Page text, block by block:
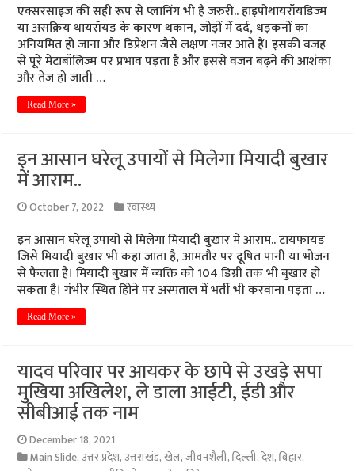
एक्सरसाइज की सही रूप से प्लानिंग भी है जरुरी.. हाइपोथायरॉयडिज्म
या असक्रिय थायरॉयड के कारण थकान, जोड़ों में दर्द, धड़कनों का
अनियमित हो जाना और डिप्रेशन जैसे लक्षण नजर आते हैं। इसकी वजह
से पूरे मेटाबॉलिज्म पर प्रभाव पड़ता है और इससे वजन बढ़ने की आशंका
और तेज हो जाती …
Read More »
इन आसान घरेलू उपायों से मिलेगा मियादी बुखार
में आराम..
October 7, 2022 स्वास्थ्य
इन आसान घरेलू उपायों से मिलेगा मियादी बुखार में आराम.. टायफायड
जिसे मियादी बुखार भी कहा जाता है, आमतौर पर दूषित पानी या भोजन
से फैलता है। मियादी बुखार में व्यक्ति को 104 डिग्री तक भी बुखार हो
सकता है। गंभीर स्थित हिोने पर अस्पताल में भर्ती भी करवाना पड़ता …
Read More »
यादव परिवार पर आयकर के छापे से उखड़े सपा
मुखिया अखिलेश, ले डाला आईटी, ईडी और
सीबीआई तक नाम
December 18, 2021
Main Slide,उत्तर प्रदेश,उत्तराखंड,खेल,जीवनशैली,दिल्ली,देश,बिहार,